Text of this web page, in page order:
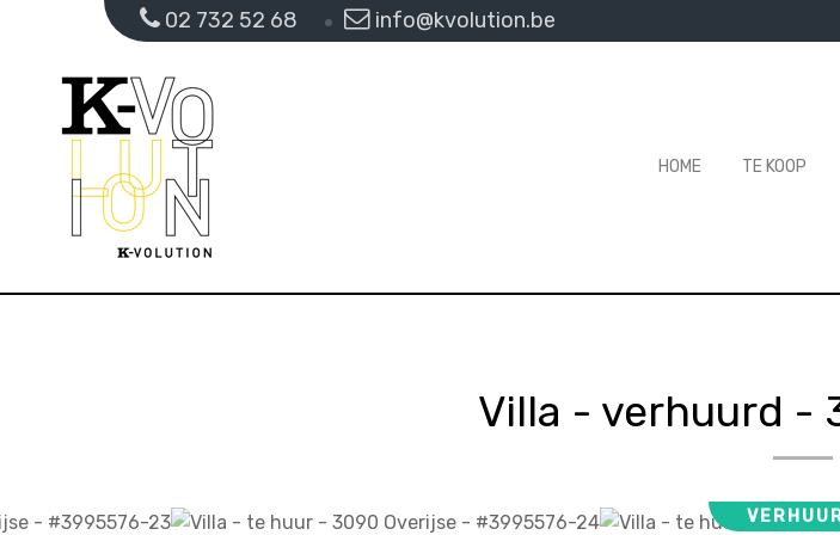
02 732 52 68 info@kvolution.be
HOME TE KOOP
Villa - verhuurd -